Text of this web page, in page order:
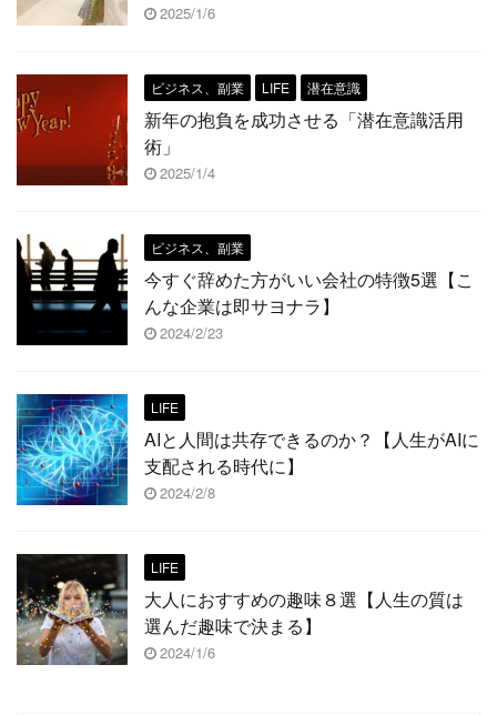
2025/1/6
ビジネス、副業 LIFE 潜在意識
新年の抱負を成功させる「潜在意識活用
術」
2025/1/4
ビジネス、副業
今すぐ辞めた方がいい会社の特徴5選【こ
んな企業は即サヨナラ】
2024/2/23
LIFE
AIと人間は共存できるのか？【人生がAIに
支配される時代に】
2024/2/8
LIFE
大人におすすめの趣味８選【人生の質は
選んだ趣味で決まる】
2024/1/6